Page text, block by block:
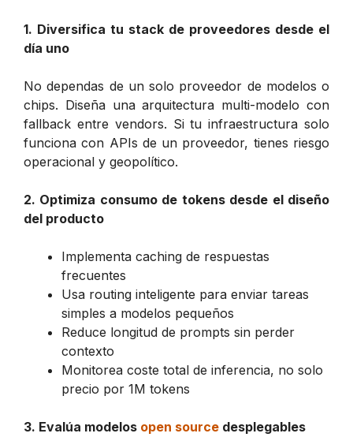
1. Diversifica tu stack de proveedores desde el
día uno
No dependas de un solo proveedor de modelos o
chips. Diseña una arquitectura multi-modelo con
fallback entre vendors. Si tu infraestructura solo
funciona con APIs de un proveedor, tienes riesgo
operacional y geopolítico.
2. Optimiza consumo de tokens desde el diseño
del producto
Implementa caching de respuestas
frecuentes
Usa routing inteligente para enviar tareas
simples a modelos pequeños
Reduce longitud de prompts sin perder
contexto
Monitorea coste total de inferencia, no solo
precio por 1M tokens
3. Evalúa modelos open source desplegables